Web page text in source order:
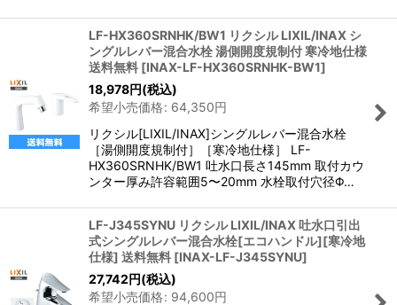
LF-HX360SRNHK/BW1 リクシル LIXIL/INAX シ
ングルレバー混合水栓 湯側開度規制付 寒冷地仕様
送料無料 [INAX-LF-HX360SRNHK-BW1]
18,978円(税込)
希望小売価格: 64,350円
リクシル[LIXIL/INAX]シングルレバー混合水栓
［湯側開度規制付］［寒冷地仕様］ LF-
HX360SRNHK/BW1 吐水口長さ145mm 取付カウ
ンター厚み許容範囲5〜20mm 水栓取付穴径Φ…
LF-J345SYNU リクシル LIXIL/INAX 吐水口引出
式シングルレバー混合水栓[エコハンドル][寒冷地
仕様] 送料無料 [INAX-LF-J345SYNU]
27,742円(税込)
希望小売価格: 94,600円